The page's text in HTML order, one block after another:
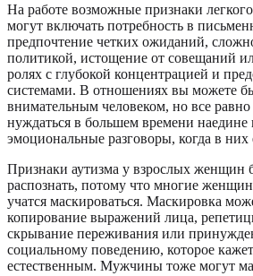
На работе возможные признаки
могут включать потребность в
предпочтение четких ожиданий,
политикой, истощение от совещаний
ролях с глубокой концентрацией и
системами. В отношениях вы можете
внимательным человеком, но все
нуждаться в большем времени наедине
эмоциональные разговоры, когда в них
Признаки аутизма у взрослых женщин
распознать, потому что многие
учатся маскироваться. Маскировка
копирование выражений лица,
скрывание переживания или
социальному поведению, которое
естественным. Мужчины тоже могут